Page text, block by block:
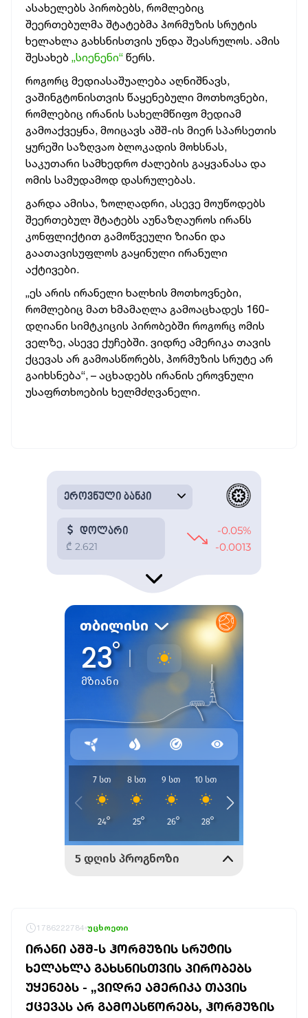
ასახელებს პირობებს, რომლებიც
შეერთებულმა შტატებმა ჰორმუზის სრუტის
ხელახლა გახსნისთვის უნდა შეასრულოს. ამის
შესახებ „სიენენი“ წერს.
როგორც მედიასაშუალება აღნიშნავს,
ვაშინგტონისთვის წაყენებული მოთხოვნები,
რომლებიც ირანის სახელმწიფო მედიამ
გამოაქვეყნა, მოიცავს აშშ-ის მიერ სპარსეთის
ყურეში საზღვაო ბლოკადის მოხსნას,
საკუთარი სამხედრო ძალების გაყვანასა და
ომის სამუდამოდ დასრულებას.
გარდა ამისა, ზოლღადრი, ასევე მოუწოდებს
შეერთებულ შტატებს აუნაზღაუროს ირანს
კონფლიქტით გამოწვეული ზიანი და
გაათავისუფლოს გაყინული ირანული
აქტივები.
„ეს არის ირანელი ხალხის მოთხოვნები,
რომლებიც მათ ხმამაღლა გამოაცხადეს 160-
დღიანი სიმტკიცის პირობებში როგორც ომის
ველზე, ასევე ქუჩებში. ვიდრე ამერიკა თავის
ქცევას არ გამოასწორებს, ჰორმუზის სრუტე არ
გაიხსნება“, – აცხადებს ირანის ეროვნული
უსაფრთხოების ხელმძღვანელი.
1786222784 უცხოეთი
ᲘᲠᲐᲜᲘ ᲐᲨᲨ-Ს ᲰᲝᲠᲛᲣᲖᲘᲡ ᲡᲠᲣᲢᲘᲡ
ᲮᲔᲚᲐᲮᲚᲐ ᲒᲐᲮᲡᲜᲘᲡᲗᲕᲘᲡ ᲞᲘᲠᲝᲑᲔᲑᲡ
ᲣᲧᲔᲜᲔᲑᲡ - „ᲕᲘᲓᲠᲔ ᲐᲛᲔᲠᲘᲙᲐ ᲗᲐᲕᲘᲡ
ᲥᲪᲔᲕᲐᲡ ᲐᲠ ᲒᲐᲛᲝᲐᲡᲬᲝᲠᲔᲑᲡ, ᲰᲝᲠᲛᲣᲖᲘᲡ